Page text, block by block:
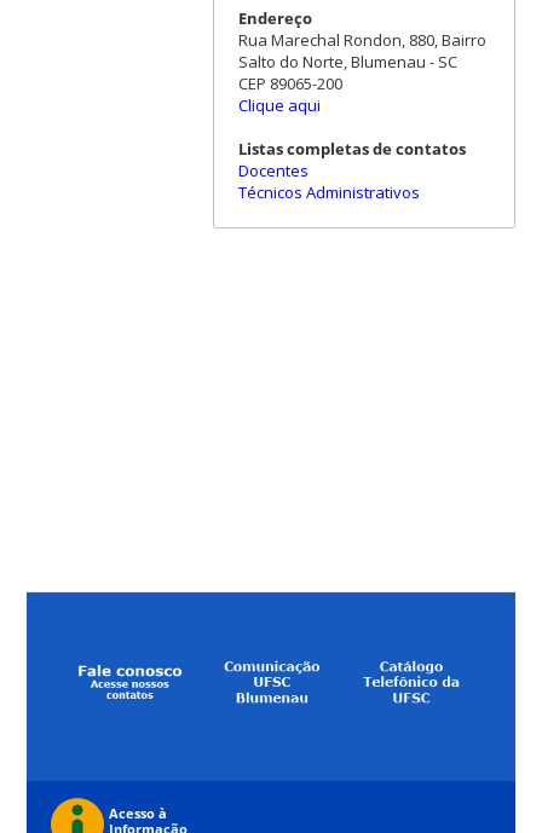
Endereço
Rua Marechal Rondon, 880, Bairro
Salto do Norte, Blumenau - SC
CEP 89065-200
Clique aqui
Listas completas de contatos
Docentes
Técnicos Administrativos